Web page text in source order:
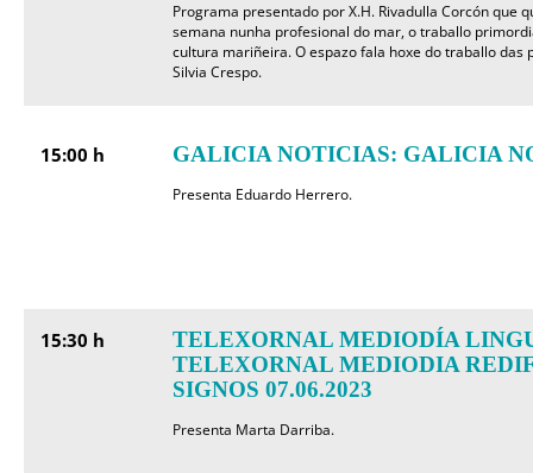
Programa presentado por X.H. Rivadulla Corcón que
semana nunha profesional do mar, o traballo
cultura mariñeira. O espazo fala hoxe do traballo das
Silvia Crespo.
15:00 h GALICIA NOTICIAS: GALICIA
Presenta Eduardo Herrero.
15:30 h
TELEXORNAL MEDIODÍA
TELEXORNAL MEDIODIA
SIGNOS 07.06.2023
Presenta Marta Darriba.